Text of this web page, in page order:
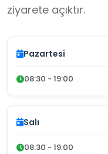
ziyarete açıktır.
Pazartesi
08:30 - 19:00
Salı
08:30 - 19:00